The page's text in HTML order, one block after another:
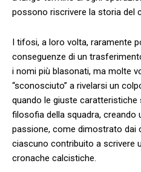
possono riscrivere la storia del
I tifosi, a loro volta, raramente
conseguenze di un
i nomi più blasonati, ma⁤ molte
“sconosciuto” a rivelarsi un
quando le giuste ⁢caratteristiche
filosofia della squadra, creando
passione, come dimostrato dai
ciascuno contribuito a scrivere
cronache calcistiche.